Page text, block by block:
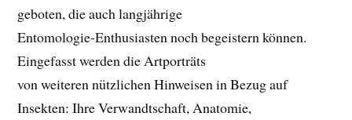
geboten, die auch langjährige
Entomologie-Enthusiasten noch begeistern können.
Eingefasst werden die Artporträts
von weiteren nützlichen Hinweisen in Bezug auf
Insekten: Ihre Verwandtschaft, Anatomie,